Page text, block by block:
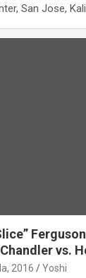
San Jose,
vs.
2016 Yoshi